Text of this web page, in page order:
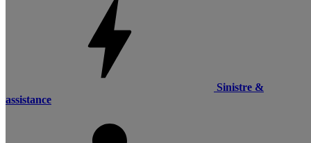
Sinistre &
assistance